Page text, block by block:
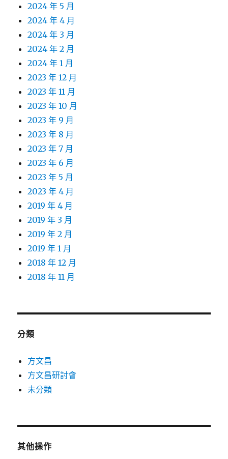
2024 年 5 月
2024 年 4 月
2024 年 3 月
2024 年 2 月
2024 年 1 月
2023 年 12 月
2023 年 11 月
2023 年 10 月
2023 年 9 月
2023 年 8 月
2023 年 7 月
2023 年 6 月
2023 年 5 月
2023 年 4 月
2019 年 4 月
2019 年 3 月
2019 年 2 月
2019 年 1 月
2018 年 12 月
2018 年 11 月
分類
方文昌
方文昌研討會
未分類
其他操作